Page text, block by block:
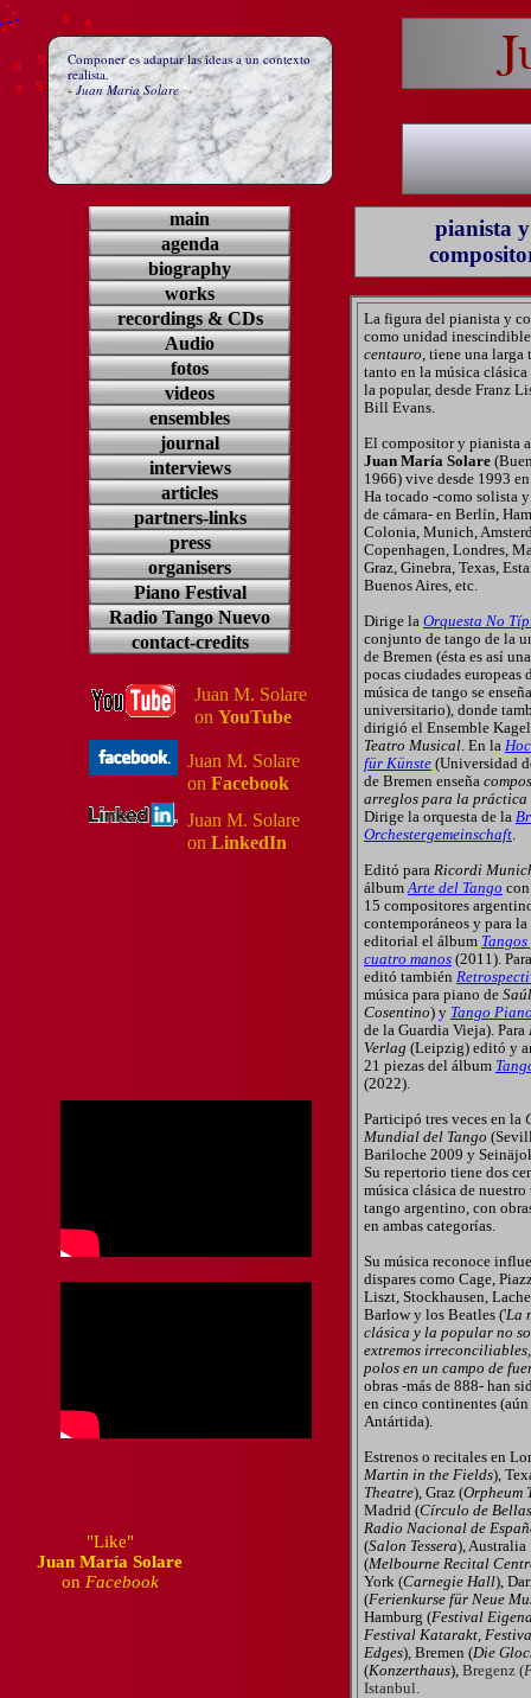
Solare Pianist
Bremen
Komponist
main
agenda
biography
works
recordings & CDs
Audio
fotos
videos
ensembles
journal
interviews
articles
partners-links
press
organisers
Piano Festival
Radio Tango Nuevo
contact-credits
La figura del pianista y
como unidad
centauro, tiene una larga
tanto en la música clásica
la popular, desde Franz
Bill Evans.
El compositor y pianista
Juan María Solare
1966) vive desde 1993
Ha tocado -como solista
de cámara- en Berlín,
Colonia, Munich,
Copenhagen, Londres,
Graz, Ginebra, Texas,
Buenos Aires, etc.
Dirige la Orquesta No
conjunto de tango de la
de Bremen (ésta es así
pocas ciudades europeas
música de tango se
universitario), donde
dirigió el Ensemble
Teatro Musical. En la
für Künste (Universidad
de Bremen enseña
arreglos para la práctica
Dirige la orquesta de la
Orchestergemeinschaft.
Editó para Ricordi
álbumArte del Tango
15 compositores
contemporáneos y para la
editorial el álbum
cuatro manos (2011).
editó también
música para piano de Saúl
Cosentino) y Tango
de la Guardia Vieja). Para
Verlag (Leipzig) editó y
21 piezas del álbum
(2022).
Participó tres veces en la
Mundial del Tango
Bariloche 2009 y
Su repertorio tiene dos
música clásica de
tango argentino, con
en ambas categorías.
Su música reconoce
dispares como Cage,
Liszt, Stockhausen,
Barlow y los Beatles ('La
clásica y la popular no
extremos
polos en un campo de
obras -más de 888- han
en cinco continentes
Antártida).
Estrenos o recitales en
Martin in the Fields),
Theatre), Graz (Orpheum
Madrid (Círculo de
Radio Nacional de
(Salon Tessera), Australia
(Melbourne Recital
York (Carnegie Hall),
(Ferienkurse für Neue
Hamburg (Festival
Festival Katarakt,
Edges), Bremen (Die
(Konzerthaus), Bregenz (
Istanbul.
Juan M. Solare
on YouTube
Juan M. Solare
on Facebook
Componer es adaptar las ideas a un contexto
realista.
- Juan Maria Solare
pianista y
"Like"
Juan María Solare
on Facebook
Juan M. Solare
on LinkedIn
A
U
G
U
S
T
3
4
5
6
.
.
. .
..
.